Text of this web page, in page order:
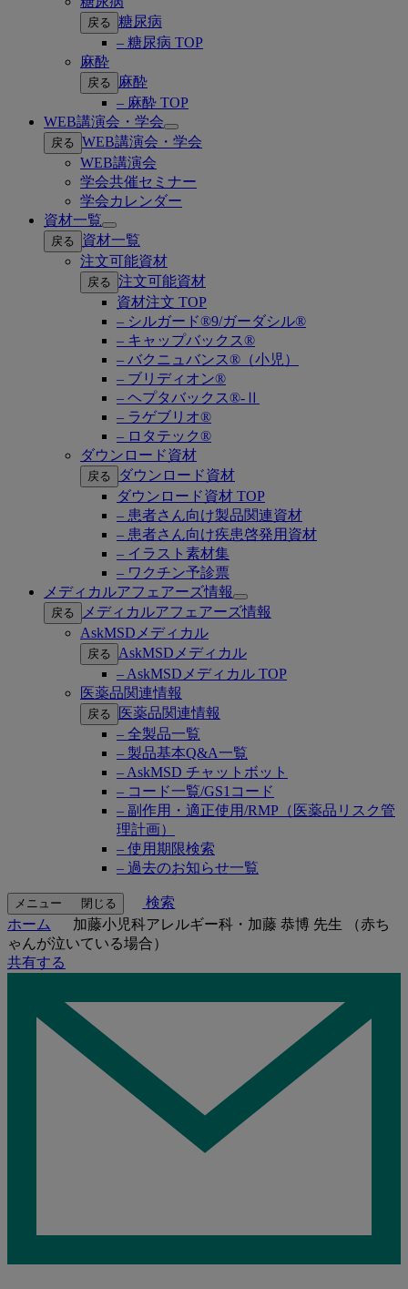
戻る 糖尿病
– 糖尿病 TOP
麻酔
戻る
麻酔
– 麻酔 TOP
WEB講演会・学会
Open
submenu
戻る WEB講演会・学会
WEB講演会
学会共催セミナー
学会カレンダー
資材一覧
Open
submenu
戻る
資材一覧
注文可能資材
戻る 注文可能資材
資材注文 TOP
– シルガード®9/ガーダシル®
– キャップバックス®
– バクニュバンス®（小児）
– ブリディオン®
– ヘプタバックス®-Ⅱ
– ラゲブリオ®
– ロタテック®
ダウンロード資材
戻る
ダウンロード資材
ダウンロード資材 TOP
– 患者さん向け製品関連資材
– 患者さん向け疾患啓発用資材
– イラスト素材集
– ワクチン予診票
メディカルアフェアーズ情報
Open
submenu
戻る
メディカルアフェアーズ情報
AskMSDメディカル
戻る
AskMSDメディカル
– AskMSDメディカル TOP
医薬品関連情報
戻る
医薬品関連情報
– 全製品一覧
– 製品基本Q&A一覧
– AskMSD チャットボット
– コード一覧/GS1コード
– 副作用・適正使用/RMP（医薬品リスク管
理計画）
– 使用期限検索
– 過去のお知らせ一覧
メニュー 閉じる
検索
ホーム
加藤小児科アレルギー科・加藤 恭博 先生 （赤ち
ゃんが泣いている場合）
共有する